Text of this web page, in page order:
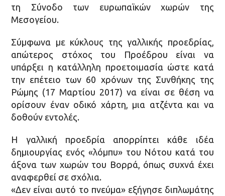
τη Σύνοδο των ευρωπαϊκών χωρών της
Μεσογείου.
Σύμφωνα με κύκλους της γαλλικής προεδρίας,
απώτερος στόχος του Προέδρου είναι να
υπάρξει η κατάλληλη προετοιμασία ώστε κατά
την επέτειο των 60 χρόνων της Συνθήκης της
Ρώμης (17 Μαρτίου 2017) να είναι σε θέση να
ορίσουν έναν οδικό χάρτη, μια ατζέντα και να
δοθούν εντολές.
Η γαλλική προεδρία απορρίπτει κάθε ιδέα
δημιουργίας ενός «λόμπυ» του Νότου κατά του
άξονα των χωρών του Βορρά, όπως συχνά έχει
αναφερθεί σε σχόλια.
«Δεν είναι αυτό το πνεύμα» εξήγησε διπλωμάτης